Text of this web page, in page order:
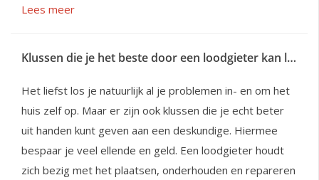
Lees meer
Klussen die je het beste door een loodgieter kan laten uitvoeren
Het liefst los je natuurlijk al je problemen in- en om het
huis zelf op. Maar er zijn ook klussen die je echt beter
uit handen kunt geven aan een deskundige. Hiermee
bespaar je veel ellende en geld. Een loodgieter houdt
zich bezig met het plaatsen, onderhouden en repareren